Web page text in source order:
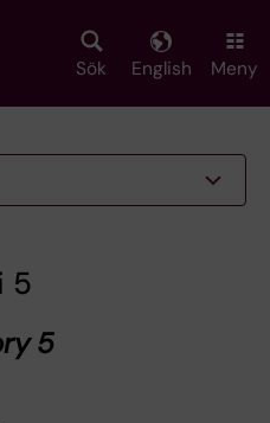
Sök English Meny
5
5